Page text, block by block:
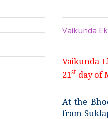
Vaikunda
Vaikunda
21st day of
At the
from